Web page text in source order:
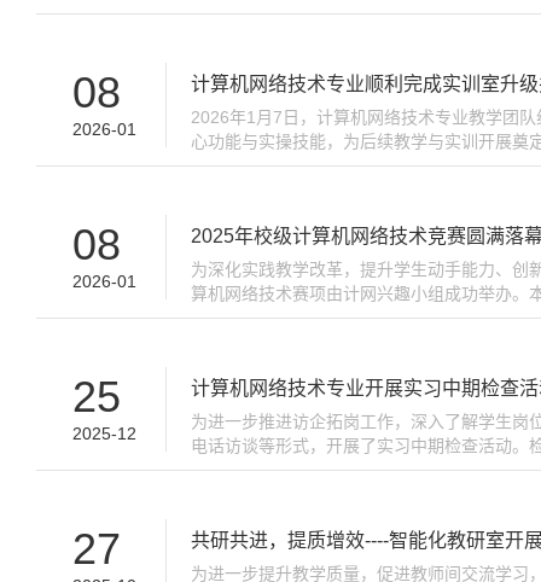
商的发展趋势，基于现有的优秀实践案例，分
08
2026-01
计算机网络技术专业顺利完成实训室升
2026年1月7日，计算机网络技术专业教学团
心功能与实操技能，为后续教学与实训开展奠
基础实训室”，并对原有“网络工程运维与规划
08
2026-01
2025年校级计算机网络技术竞赛圆满落
为深化实践教学改革，提升学生动手能力、
算机网络技术赛项由计网兴趣小组成功举办
专业学生踊跃参与。比赛采用团体形式，每队
25
2025-12
计算机网络技术专业开展实习中期检查
为进一步推进访企拓岗工作，深入了解学生
电话访谈等形式，开展了实习中期检查活动
工作与生活中遇到的困难，并指导学生规范填
27 共研共进，提质增效----智能化教研室开
为进一步提升教学质量，促进教师间交流学